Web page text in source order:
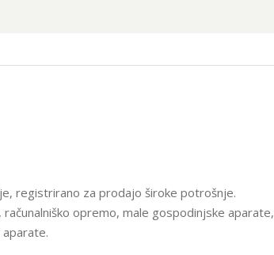
registrirano za prodajo široke potrošnje.
opremo, male gospodinjske aparate,